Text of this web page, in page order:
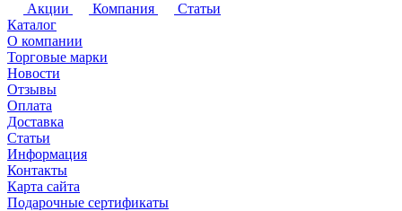
Акции
Компания
Статьи
Каталог
О компании
Торговые марки
Новости
Отзывы
Оплата
Доставка
Статьи
Информация
Контакты
Карта сайта
Подарочные сертификаты